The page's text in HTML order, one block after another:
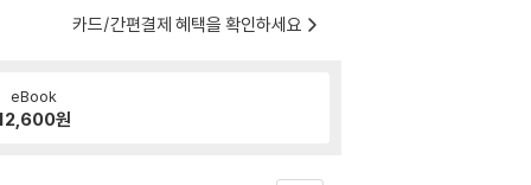
카드/간편결제 혜택을 확인하세요
eBook
원